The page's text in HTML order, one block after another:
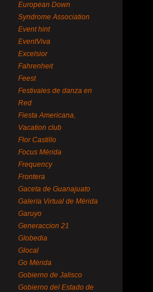
European Down
Syndrome Association
Event hint
EventViva
Excelsior
Fahrenheit
Feest
Festivales de danza en
Red
Fiesta Americana,
Vacation club
Flor Castillo
Focus Mérida
Frequency
Frontera
Gaceta de Guanajuato
Galería Virtual de Mérida
Garuyo
Generaccion 21
Globedia
Glocal
Go Mérida
Gobierno de Jalisco
Gobierno del Estado de